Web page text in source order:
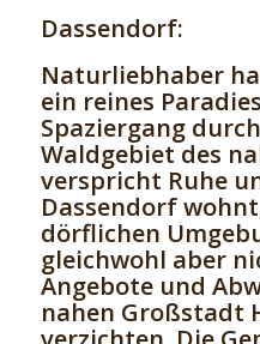
Dassendorf:
Naturliebhaber
ein reines
Spaziergang
Waldgebiet des
verspricht Ruhe
Dassendorf
dörflichen
gleichwohl aber
Angebote und
nahen Großstadt